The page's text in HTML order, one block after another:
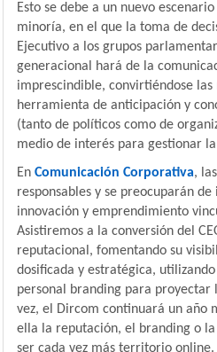
Esto se debe a un nuevo
minoría, en el que la toma de
Ejecutivo a los grupos
generacional hará de la
imprescindible, convirtiéndose las
herramienta de anticipación y
(tanto de políticos como de
medio de interés para gestionar
En Comunicación Corporativa,
responsables y se preocuparán
innovación y emprendimiento
Asistiremos a la conversión del
reputacional, fomentando su
dosificada y estratégica,
personal branding para proyectar
vez, el Dircom continuará un año
ella la reputación, el branding o
ser cada vez más territorio online.